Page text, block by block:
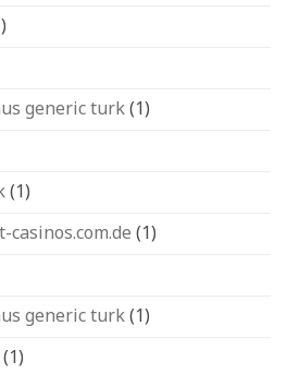
generic turk(1)
(1)
casinos.com.de (1)
generic turk(1)
(1)